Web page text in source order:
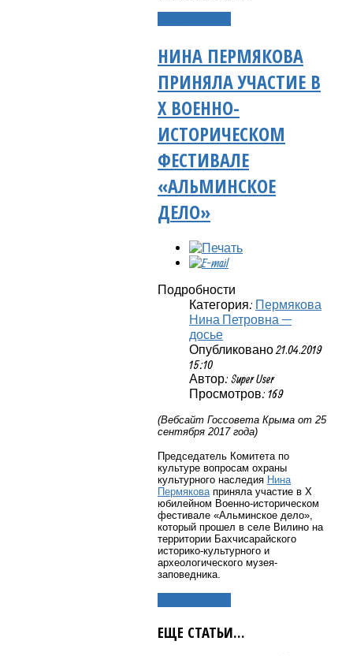
НИНА ПЕРМЯКОВА
ПРИНЯЛА УЧАСТИЕ В
Х ВОЕННО-
ИСТОРИЧЕСКОМ
ФЕСТИВАЛЕ
«АЛЬМИНСКОЕ
ДЕЛО»
Подробности
Категория: Пермякова
Нина Петровна —
досье
Опубликовано 21.04.2019
15:10
Автор: Super User
Просмотров: 169
(Вебсайт Госсовета Крыма от 25
сентября 2017 года)
Председатель Комитета по
культуре вопросам охраны
культурного наследия Нина
Пермякова приняла участие в Х
юбилейном Военно-историческом
фестивале «Альминское дело»,
который прошел в селе Вилино на
территории Бахчисарайского
историко-культурного и
археологического музея-
заповедника.
ЕЩЕ СТАТЬИ...